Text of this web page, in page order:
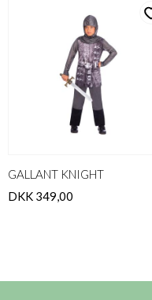
GALLANT KNIGHT
DKK 349,00